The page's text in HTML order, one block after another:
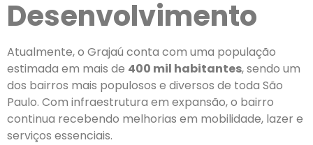
Desenvolvimento
Atualmente, o Grajaú conta com uma população
estimada em mais de 400 mil habitantes, sendo um
dos bairros mais populosos e diversos de toda São
Paulo. Com infraestrutura em expansão, o bairro
continua recebendo melhorias em mobilidade, lazer e
serviços essenciais.